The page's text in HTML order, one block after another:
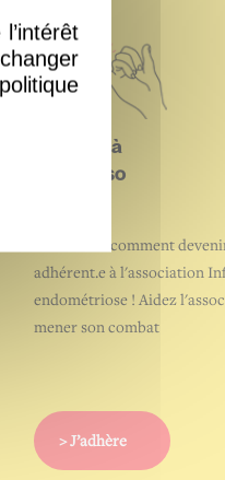
Adhérer à
notre asso
Découvrez comment
adhérent.e à l'association
endométriose ! Aidez
mener son combat
> J’adhère